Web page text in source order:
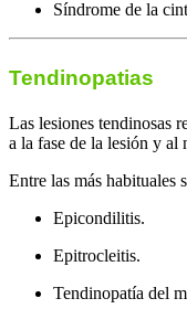
Síndrome de la
Tendinopatias
Las lesiones tendinosas
a la fase de la lesión y al
Entre las más habituales
Epicondilitis.
Epitrocleitis.
Tendinopatía del